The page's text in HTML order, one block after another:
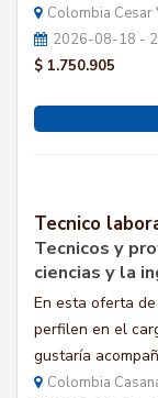
Colombia Cesar
2026-08-18 -
$ 1.750.905
Tecnico
Tecnicos y
ciencias y la
En esta oferta
perfilen en el
gustaría
Colombia